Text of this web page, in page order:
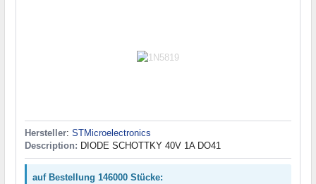
Hersteller: STMicroelectronics
Description: DIODE SCHOTTKY 40V 1A DO41
auf Bestellung 146000 Stücke: